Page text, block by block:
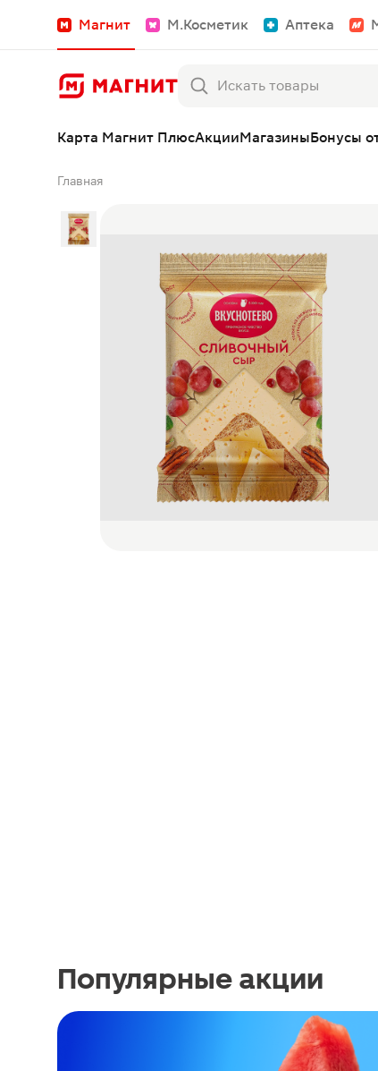
Магнит М.Косметик Аптека
Карта Магнит ПлюсАкцииМагазиныБонусы
Главная
Популярные акции